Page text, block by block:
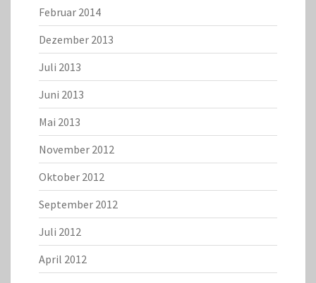
Februar 2014
Dezember 2013
Juli 2013
Juni 2013
Mai 2013
November 2012
Oktober 2012
September 2012
Juli 2012
April 2012